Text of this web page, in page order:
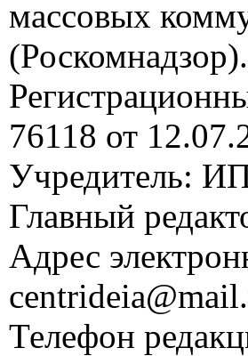
массовых
(Роскомнадзор).
76118 от
Учредитель:
Главный
Адрес
Телефон